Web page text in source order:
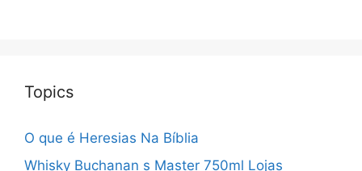
Topics
O que é Heresias Na Bíblia
Whisky Buchanan s Master 750ml Lojas